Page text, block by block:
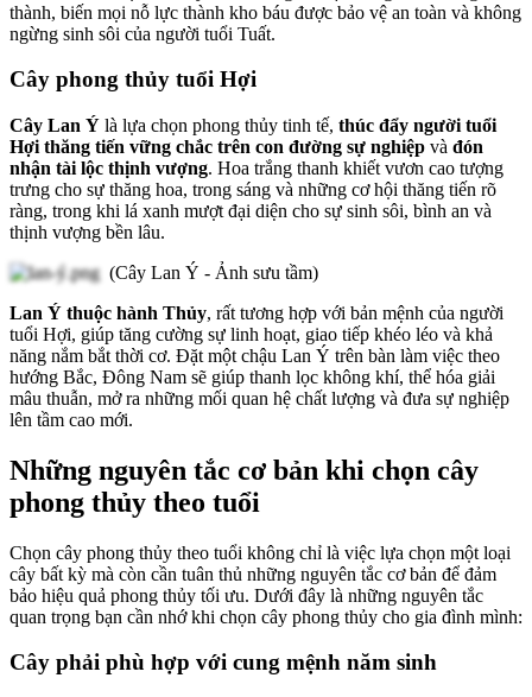
thành, biến mọi nỗ lực thành kho báu được bảo vệ an toàn và không
ngừng sinh sôi của người tuổi Tuất.
Cây phong thủy tuổi Hợi
Cây Lan Ý là lựa chọn phong thủy tinh tế, thúc đẩy người tuổi
Hợi thăng tiến vững chắc trên con đường sự nghiệp và đón
nhận tài lộc thịnh vượng. Hoa trắng thanh khiết vươn cao tượng
trưng cho sự thăng hoa, trong sáng và những cơ hội thăng tiến rõ
ràng, trong khi lá xanh mượt đại diện cho sự sinh sôi, bình an và
thịnh vượng bền lâu.
(Cây Lan Ý - Ảnh sưu tầm)
Lan Ý thuộc hành Thủy, rất tương hợp với bản mệnh của người
tuổi Hợi, giúp tăng cường sự linh hoạt, giao tiếp khéo léo và khả
năng nắm bắt thời cơ. Đặt một chậu Lan Ý trên bàn làm việc theo
hướng Bắc, Đông Nam sẽ giúp thanh lọc không khí, thể hóa giải
mâu thuẫn, mở ra những mối quan hệ chất lượng và đưa sự nghiệp
lên tầm cao mới.
Những nguyên tắc cơ bản khi chọn cây
phong thủy theo tuổi
Chọn cây phong thủy theo tuổi không chỉ là việc lựa chọn một loại
cây bất kỳ mà còn cần tuân thủ những nguyên tắc cơ bản để đảm
bảo hiệu quả phong thủy tối ưu. Dưới đây là những nguyên tắc
quan trọng bạn cần nhớ khi chọn cây phong thủy cho gia đình mình:
Cây phải phù hợp với cung mệnh năm sinh